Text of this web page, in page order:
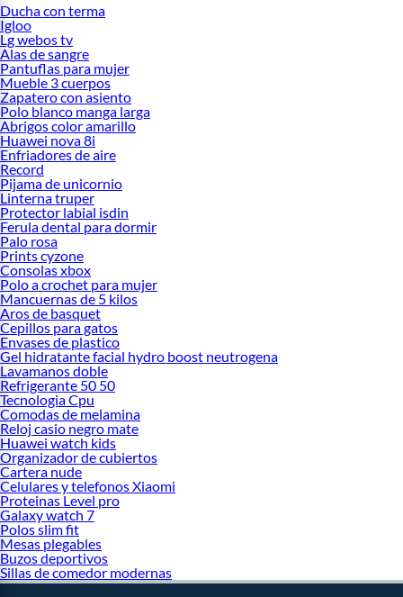
Ducha con terma
Igloo
Lg webos tv
Alas de sangre
Pantuflas para mujer
Mueble 3 cuerpos
Zapatero con asiento
Polo blanco manga larga
Abrigos color amarillo
Huawei nova 8i
Enfriadores de aire
Record
Pijama de unicornio
Linterna truper
Protector labial isdin
Ferula dental para dormir
Palo rosa
Prints cyzone
Consolas xbox
Polo a crochet para mujer
Mancuernas de 5 kilos
Aros de basquet
Cepillos para gatos
Envases de plastico
Gel hidratante facial hydro boost neutrogena
Lavamanos doble
Refrigerante 50 50
Tecnologia Cpu
Comodas de melamina
Reloj casio negro mate
Huawei watch kids
Organizador de cubiertos
Cartera nude
Celulares y telefonos Xiaomi
Proteinas Level pro
Galaxy watch 7
Polos slim fit
Mesas plegables
Buzos deportivos
Sillas de comedor modernas